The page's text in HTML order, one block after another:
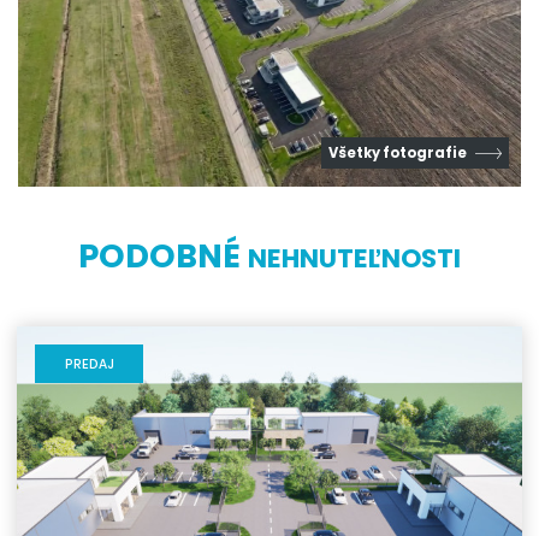
Všetky fotografie
PODOBNÉ NEHNUTEĽNOSTI
PREDAJ